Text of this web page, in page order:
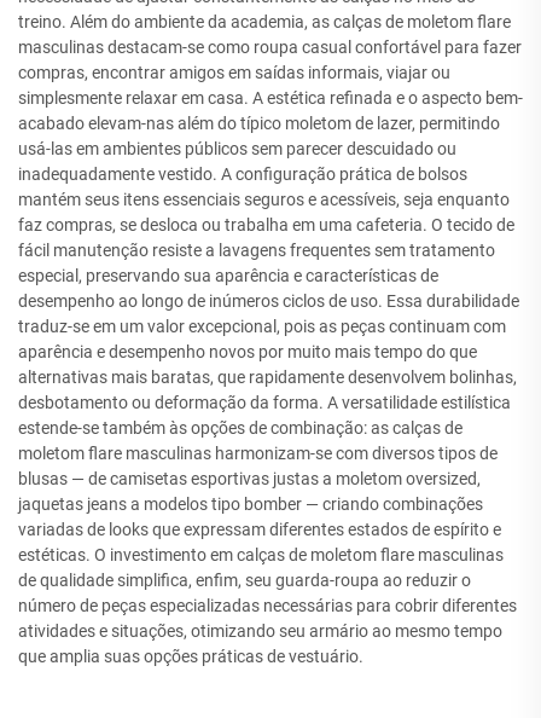
treino. Além do ambiente da academia, as calças de moletom flare
masculinas destacam-se como roupa casual confortável para fazer
compras, encontrar amigos em saídas informais, viajar ou
simplesmente relaxar em casa. A estética refinada e o aspecto bem-
acabado elevam-nas além do típico moletom de lazer, permitindo
usá-las em ambientes públicos sem parecer descuidado ou
inadequadamente vestido. A configuração prática de bolsos
mantém seus itens essenciais seguros e acessíveis, seja enquanto
faz compras, se desloca ou trabalha em uma cafeteria. O tecido de
fácil manutenção resiste a lavagens frequentes sem tratamento
especial, preservando sua aparência e características de
desempenho ao longo de inúmeros ciclos de uso. Essa durabilidade
traduz-se em um valor excepcional, pois as peças continuam com
aparência e desempenho novos por muito mais tempo do que
alternativas mais baratas, que rapidamente desenvolvem bolinhas,
desbotamento ou deformação da forma. A versatilidade estilística
estende-se também às opções de combinação: as calças de
moletom flare masculinas harmonizam-se com diversos tipos de
blusas — de camisetas esportivas justas a moletom oversized,
jaquetas jeans a modelos tipo bomber — criando combinações
variadas de looks que expressam diferentes estados de espírito e
estéticas. O investimento em calças de moletom flare masculinas
de qualidade simplifica, enfim, seu guarda-roupa ao reduzir o
número de peças especializadas necessárias para cobrir diferentes
atividades e situações, otimizando seu armário ao mesmo tempo
que amplia suas opções práticas de vestuário.